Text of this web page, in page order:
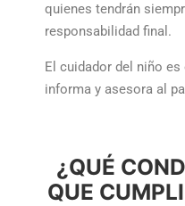
quienes tendrán
responsabilidad final.
El cuidador del niño
informa y asesora al
¿QUÉ
QUE